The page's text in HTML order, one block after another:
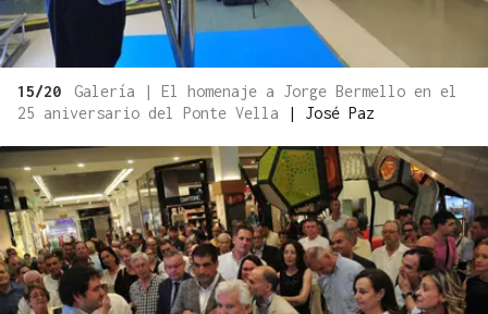
15/20
Galería | El homenaje a Jorge Bermello en el
25 aniversario del Ponte Vella
| José Paz